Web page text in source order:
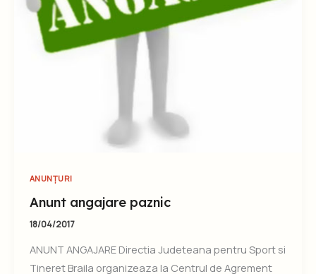
ANUNȚURI
Anunt angajare paznic
18/04/2017
ANUNT ANGAJARE Directia Judeteana pentru Sport si
Tineret Braila organizeaza la Centrul de Agrement